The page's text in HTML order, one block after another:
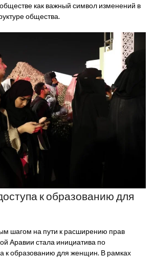
как важный символ изменений в
общества.
к образованию для
шагом на пути к расширению прав
Аравии стала инициатива по
к образованию для женщин. В рамках